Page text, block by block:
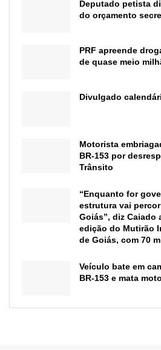
Deputado petista
do orçamento
PRF apreende
de quase meio
Divulgado
Motorista
BR-153 por
Trânsito
“Enquanto for
estrutura vai
Goiás”, diz Caiado
edição do Mutirão
de Goiás, com 70
Veículo bate em
BR-153 e mata